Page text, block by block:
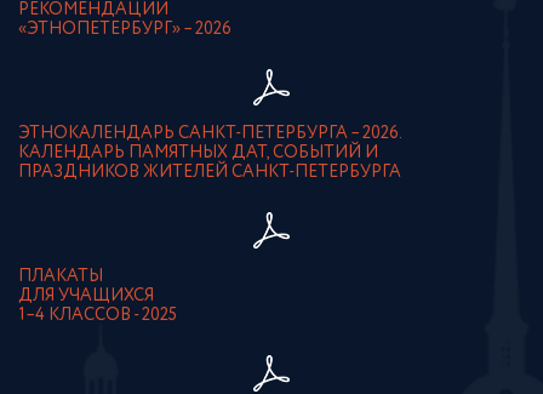
РЕКОМЕНДАЦИИ
«ЭТНОПЕТЕРБУРГ» – 2026
ЭТНОКАЛЕНДАРЬ САНКТ-ПЕТЕРБУРГА – 2026.
КАЛЕНДАРЬ ПАМЯТНЫХ ДАТ, СОБЫТИЙ И
ПРАЗДНИКОВ ЖИТЕЛЕЙ САНКТ-ПЕТЕРБУРГА
ПЛАКАТЫ
ДЛЯ УЧАЩИХСЯ
1–4 КЛАССОВ - 2025